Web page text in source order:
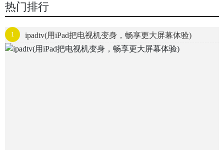
热门排行
1 ipadtv(用iPad把电视机变身，畅享更大屏幕体验)